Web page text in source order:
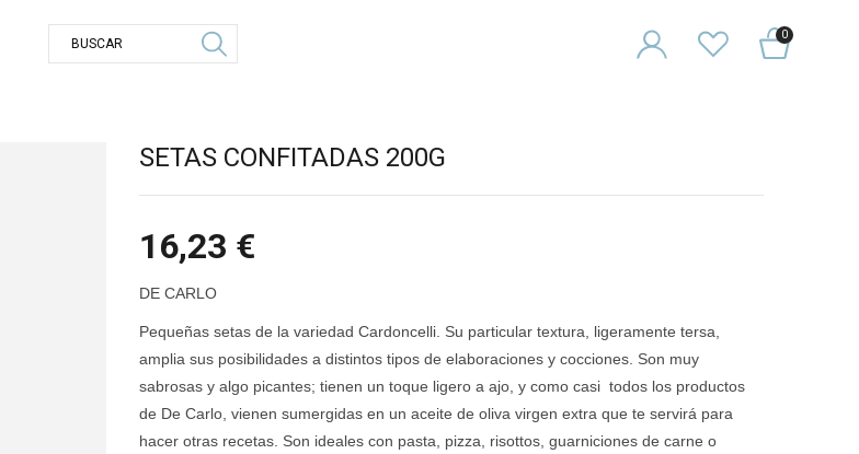
0
SETAS CONFITADAS 200G
16,23 €
DE CARLO
Pequeñas setas de la variedad Cardoncelli. Su particular textura, ligeramente tersa,
amplia sus posibilidades a distintos tipos de elaboraciones y cocciones. Son muy
sabrosas y algo picantes; tienen un toque ligero a ajo, y como casi todos los productos
de De Carlo, vienen sumergidas en un aceite de oliva virgen extra que te servirá para
hacer otras recetas. Son ideales con pasta, pizza, risottos, guarniciones de carne o